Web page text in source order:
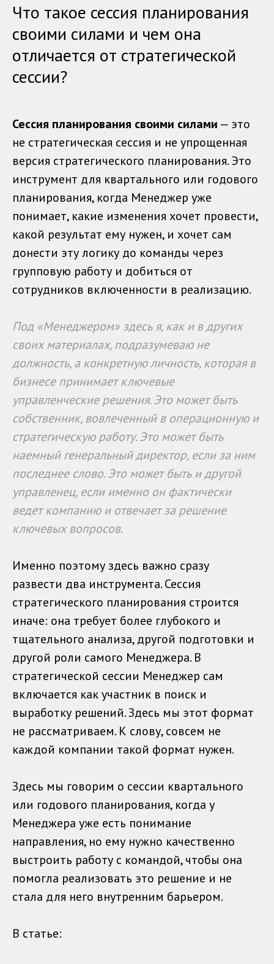
Что такое сессия планирования
своими силами и чем она
отличается от стратегической
сессии?
Сессия планирования своими силами — это
не стратегическая сессия и не упрощенная
версия стратегического планирования. Это
инструмент для квартального или годового
планирования, когда Менеджер уже
понимает, какие изменения хочет провести,
какой результат ему нужен, и хочет сам
донести эту логику до команды через
групповую работу и добиться от
сотрудников включенности в реализацию.
Под «Менеджером» здесь я, как и в других
своих материалах, подразумеваю не
должность, а конкретную личность, которая в
бизнесе принимает ключевые
управленческие решения. Это может быть
собственник, вовлеченный в операционную и
стратегическую работу. Это может быть
наемный генеральный директор, если за ним
последнее слово. Это может быть и другой
управленец, если именно он фактически
ведет компанию и отвечает за решение
ключевых вопросов.
Именно поэтому здесь важно сразу
развести два инструмента. Сессия
стратегического планирования строится
иначе: она требует более глубокого и
тщательного анализа, другой подготовки и
другой роли самого Менеджера. В
стратегической сессии Менеджер сам
включается как участник в поиск и
выработку решений. Здесь мы этот формат
не рассматриваем. К слову, совсем не
каждой компании такой формат нужен.
Здесь мы говорим о сессии квартального
или годового планирования, когда у
Менеджера уже есть понимание
направления, но ему нужно качественно
выстроить работу с командой, чтобы она
помогла реализовать это решение и не
стала для него внутренним барьером.
В статье: